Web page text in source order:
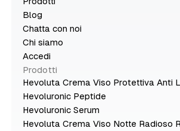
Blog
Chatta con noi
Chi siamo
Accedi
Prodotti
Hevoluta Crema Viso Protettiva Anti
Hevoluronic Peptide
Hevoluronic Serum
Hevoluta Crema Viso Notte Radioso